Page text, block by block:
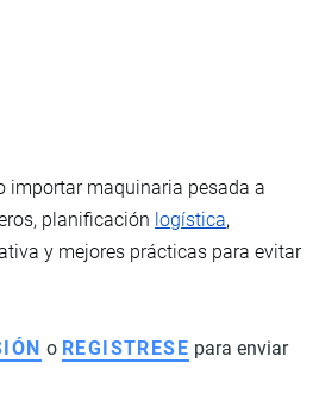
importar maquinaria pesada a
planificación logística,
y mejores prácticas para evitar
o REGISTRESE para enviar